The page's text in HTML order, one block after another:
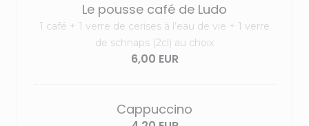
Le pousse café de Ludo
1 café + 1 verre de cerises à l’eau de vie + 1 verre
de schnaps (2cl) au choix
6,00 EUR
Cappuccino